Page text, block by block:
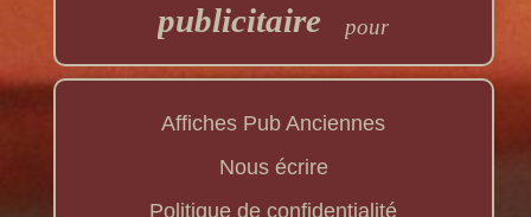
publicitaire pour
Affiches Pub Anciennes
Nous écrire
Politique de confidentialité